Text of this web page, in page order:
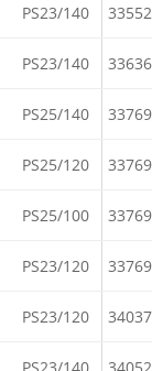
PS23/140
PS23/140
PS25/140
PS25/120
PS25/100
PS23/120
PS23/120